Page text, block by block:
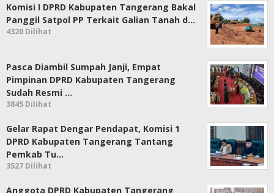
Komisi I DPRD Kabupaten Tangerang Bakal
Panggil Satpol PP Terkait Galian Tanah d…
4320 Dilihat
Pasca Diambil Sumpah Janji, Empat
Pimpinan DPRD Kabupaten Tangerang
Sudah Resmi …
3845 Dilihat
Gelar Rapat Dengar Pendapat, Komisi 1
DPRD Kabupaten Tangerang Tantang
Pemkab Tu…
3527 Dilihat
Anggota DPRD Kabupaten Tangerang